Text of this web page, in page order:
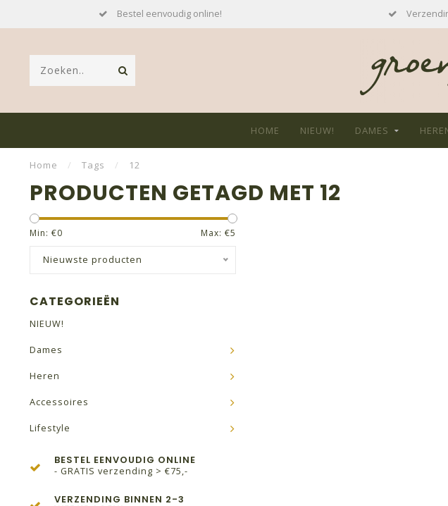
Bestel eenvoudig online!
HOME NIEUW! DAMES
Home / Tags / 12
PRODUCTEN GETAGD MET 12
Min: €0 Max: €5
Nieuwste producten
CATEGORIEËN
NIEUW!
Dames
Heren
Accessoires
Lifestyle
BESTEL EENVOUDIG ONLINE
- GRATIS verzending > €75,-
VERZENDING BINNEN 2-3